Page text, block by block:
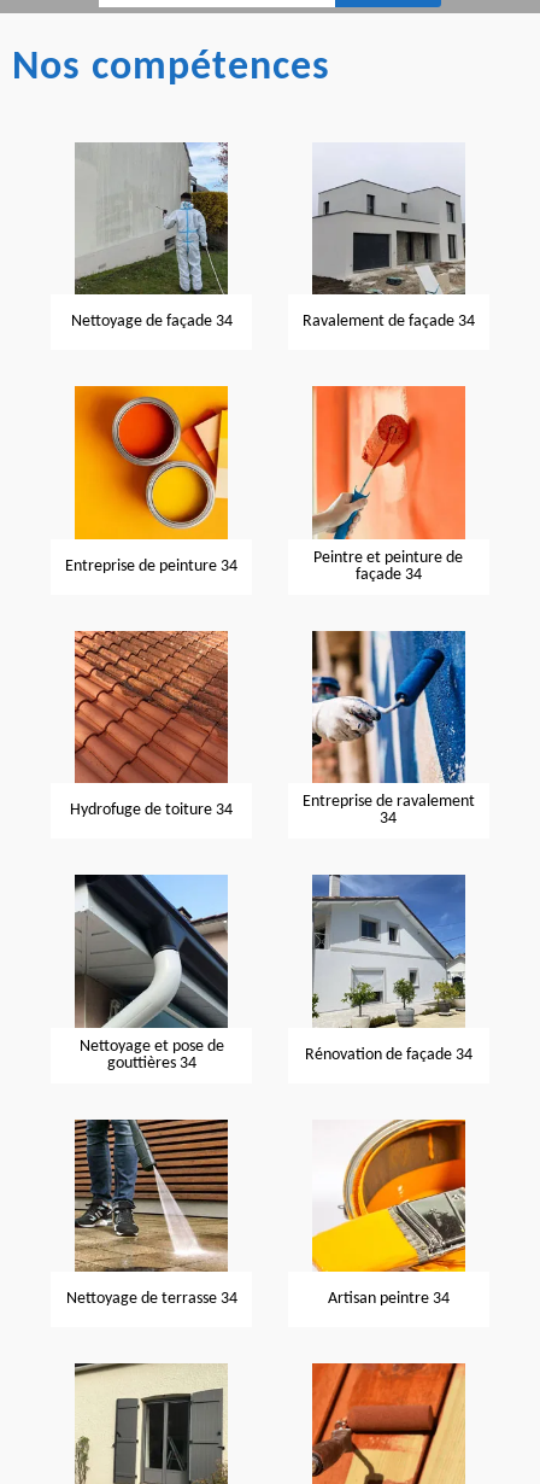
Nos compétences
Nettoyage de façade 34 Ravalement de façade 34
Entreprise de peinture 34
Peintre et peinture de
façade 34
Hydrofuge de toiture 34
Entreprise de ravalement
34
Nettoyage et pose de
gouttières 34
Rénovation de façade 34
Nettoyage de terrasse 34 Artisan peintre 34